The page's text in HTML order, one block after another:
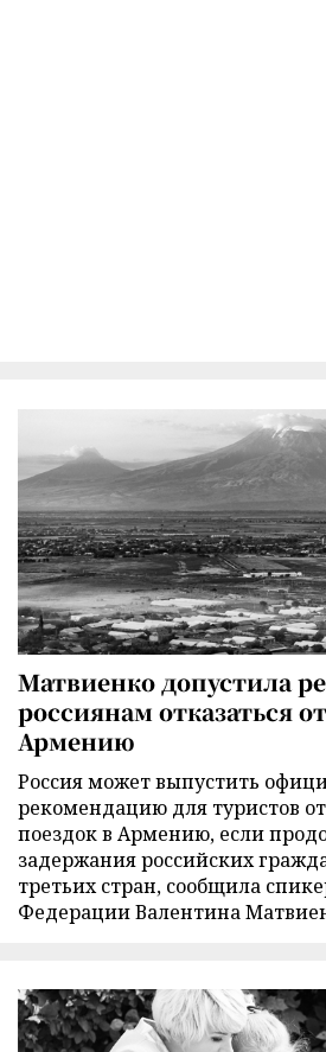
Матвиенко допустила
россиянам отказаться
Армению
Россия может выпустить
рекомендацию для туристов
поездок в Армению, если
задержания российских
третьих стран, сообщила
Федерации Валентина